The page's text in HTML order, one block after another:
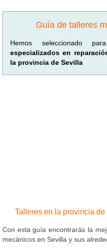
Guía de talleres
Hemos seleccionado
especializados en
la provincia de Sevilla
Talleres en la provincia
Con esta guía encontrarás la
mecánicos en Sevilla y sus